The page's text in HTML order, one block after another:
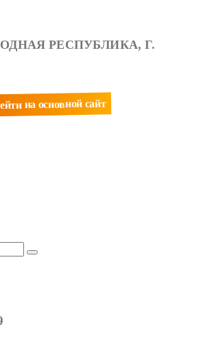
РЕСПУБЛИКА, Г.
на основной сайт